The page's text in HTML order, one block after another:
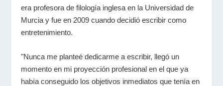
era profesora de filología inglesa en la Universidad de
Murcia y fue en 2009 cuando decidió escribir como
entretenimiento.
"Nunca me planteé dedicarme a escribir, llegó un
momento en mi proyección profesional en el que ya
había conseguido los objetivos inmediatos que tenía en